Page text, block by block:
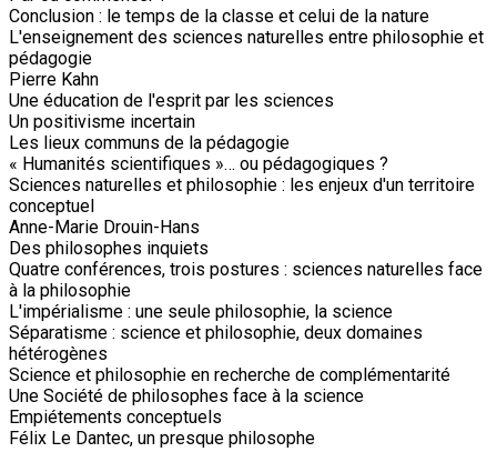
Conclusion : le temps de la classe et celui de la nature
L'enseignement des sciences naturelles entre philosophie et
pédagogie
Pierre Kahn
Une éducation de l'esprit par les sciences
Un positivisme incertain
Les lieux communs de la pédagogie
« Humanités scientifiques »… ou pédagogiques ?
Sciences naturelles et philosophie : les enjeux d'un territoire
conceptuel
Anne-Marie Drouin-Hans
Des philosophes inquiets
Quatre conférences, trois postures : sciences naturelles face
à la philosophie
L'impérialisme : une seule philosophie, la science
Séparatisme : science et philosophie, deux domaines
hétérogènes
Science et philosophie en recherche de complémentarité
Une Société de philosophes face à la science
Empiétements conceptuels
Félix Le Dantec, un presque philosophe